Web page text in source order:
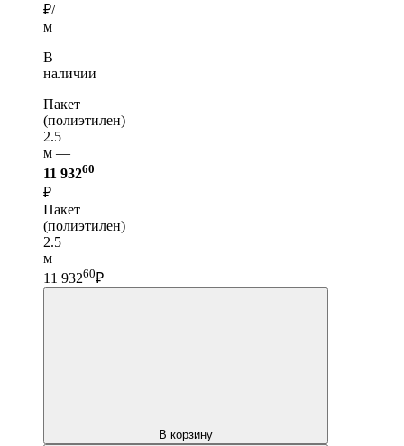
₽/
м
В
наличии
Пакет
(полиэтилен)
2.5
м —
11 93260
₽
Пакет
(полиэтилен)
2.5
м
11 93260₽
В корзину